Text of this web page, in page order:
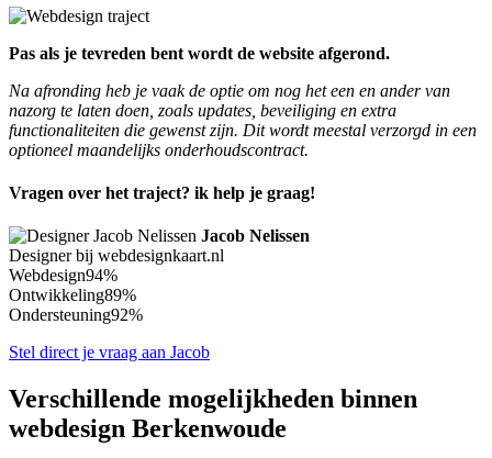
Pas als je tevreden bent wordt de website afgerond.
Na afronding heb je vaak de optie om nog het een en ander van
nazorg te laten doen, zoals updates, beveiliging en extra
functionaliteiten die gewenst zijn. Dit wordt meestal verzorgd in een
optioneel maandelijks onderhoudscontract.
Vragen over het traject? ik help je graag!
Jacob Nelissen
Designer bij webdesignkaart.nl
Webdesign94%
Ontwikkeling89%
Ondersteuning92%
Stel direct je vraag aan Jacob
Verschillende mogelijkheden binnen
webdesign Berkenwoude